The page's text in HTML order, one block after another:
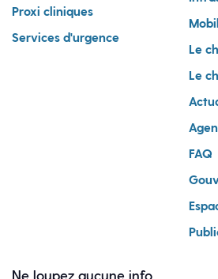
Proxi cliniques
Services d'urgence
Le
Le
FAQ
Ne loupez aucune info